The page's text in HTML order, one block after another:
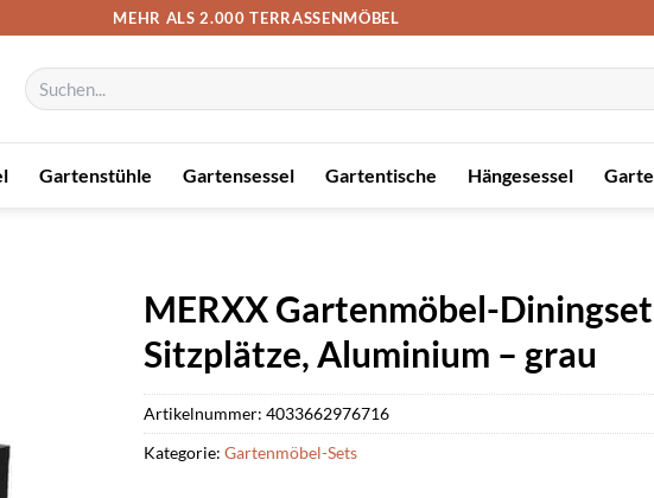
MEHR ALS 2.000 TERRASSENMÖBEL
Suchen
nach:
Gartenstühle Gartensessel Gartentische Hängesessel
MERXX Gartenmöbel-
Sitzplätze, Aluminium – grau
Artikelnummer: 4033662976716
Kategorie: Gartenmöbel-Sets